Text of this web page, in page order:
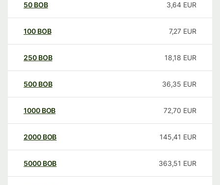
50 BOB 3,64 EUR
100 BOB 7,27 EUR
250 BOB 18,18 EUR
500 BOB 36,35 EUR
1000 BOB 72,70 EUR
2000 BOB 145,41 EUR
5000 BOB 363,51 EUR